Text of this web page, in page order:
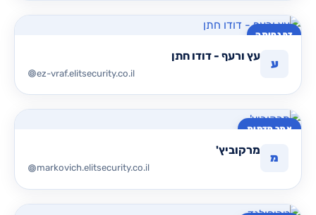
דף נחיתה
ע
עץ ורעף - דודו חתן
ez-vraf.elitsecurity.co.il
אתר תדמית
מ
מרקוביץ'
markovich.elitsecurity.co.il